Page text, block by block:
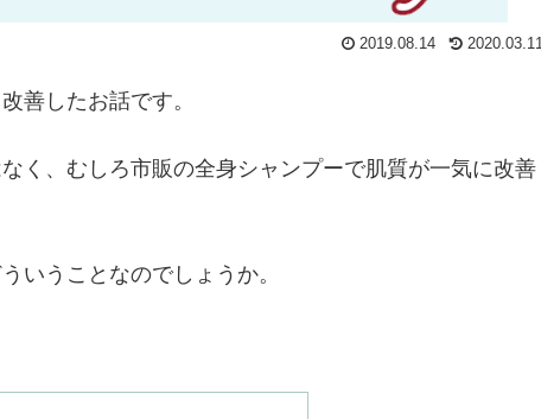
2020.03.11
2019.08.14
善したお話です。
く、むしろ市販の全身シャンプーで肌質が一気に改善
いうことなのでしょうか。